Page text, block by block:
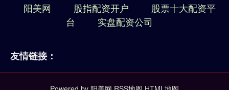
阳美网 股指配资开户
股票十大配资平
台
实盘配资公司
友情链接：